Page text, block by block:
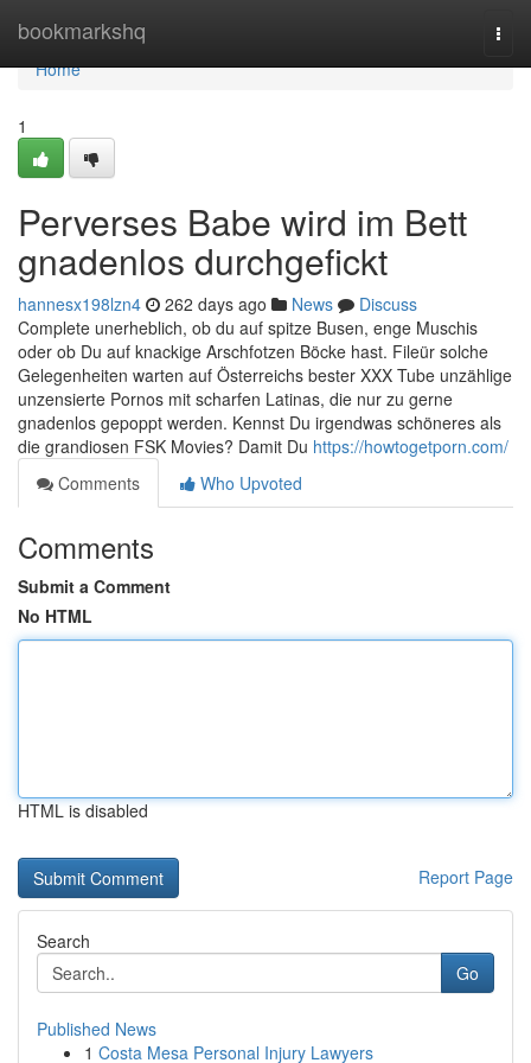
bookmarkshq
Home
Home
1
Perverses Babe wird im Bett
gnadenlos durchgefickt
hannesx198lzn4 262 days ago News
Discuss
Complete unerheblich, ob du auf spitze Busen, enge Muschis
oder ob Du auf knackige Arschfotzen Böcke hast. Fileür solche
Gelegenheiten warten auf Österreichs bester XXX Tube unzählige
unzensierte Pornos mit scharfen Latinas, die nur zu gerne
gnadenlos gepoppt werden. Kennst Du irgendwas schöneres als
die grandiosen FSK Movies? Damit Du https://howtogetporn.com/
Comments
Who Upvoted
Comments
Submit a Comment
No HTML
HTML is disabled
Report Page
Search
Go
Published News
1 Costa Mesa Personal Injury Lawyers